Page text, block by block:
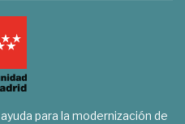
para la modernización de